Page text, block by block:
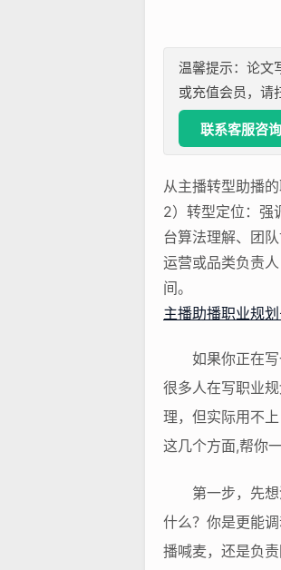
温馨提示：论文
或充值会员，请
联系客服咨询
从主播转型助播
2）转型定位：强
台算法理解、团
运营或品类负责
间。
主播助播职业规
如果你正在
很多人在写职业
理，但实际用不
这几个方面,帮你
第一步，先
什么？你是更能
播喊麦，还是负